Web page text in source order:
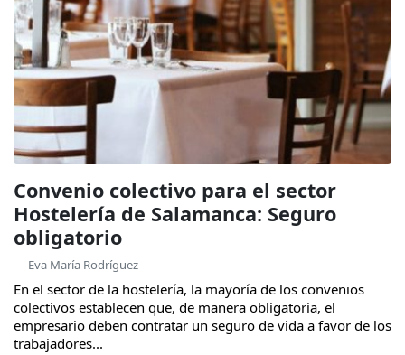
Convenio colectivo para el sector
Hostelería de Salamanca: Seguro
obligatorio
— Eva María Rodríguez
En el sector de la hostelería, la mayoría de los convenios
colectivos establecen que, de manera obligatoria, el
empresario deben contratar un seguro de vida a favor de los
trabajadores...